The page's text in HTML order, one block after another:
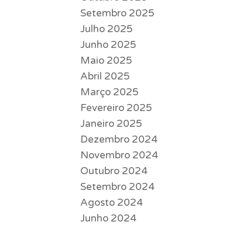
Setembro 2025
Julho 2025
Junho 2025
Maio 2025
Abril 2025
Março 2025
Fevereiro 2025
Janeiro 2025
Dezembro 2024
Novembro 2024
Outubro 2024
Setembro 2024
Agosto 2024
Junho 2024